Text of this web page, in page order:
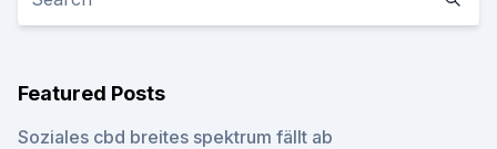
Featured Posts
Soziales cbd breites spektrum fällt ab